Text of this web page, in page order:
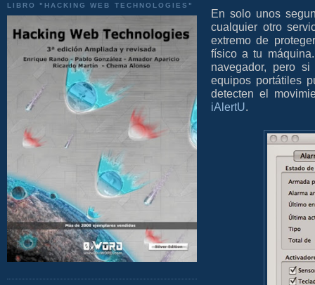
LIBRO "HACKING WEB TECHNOLOGIES"
En solo unos
cualquier otro
extremo de
físico a tu
navegador, pero
equipos portátiles
detecten el
iAlertU.